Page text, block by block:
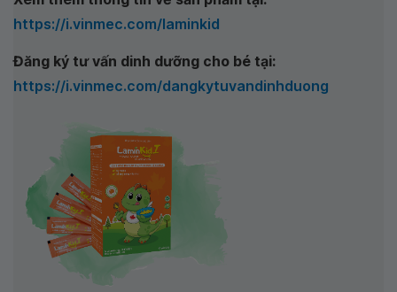
https://i.vinmec.com/laminkid
Đăng ký tư vấn dinh dưỡng cho bé tại:
https://i.vinmec.com/dangkytuvandinhduong